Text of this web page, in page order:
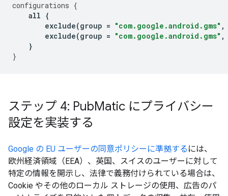
configurations {
all {
exclude(group = "com.google.android.gms" ,
exclude(group = "com.google.android.gms" ,
}
}
ステップ 4: PubMatic にプライバシー
設定を実装する
Google の EU ユーザーの同意ポリシーに準拠する には、
欧州経済領域（EEA）、英国、スイスのユーザーに対して
特定の情報を開示し、法律で義務付けられている場合は、
Cookie やその他のローカル ストレージの使用、広告のパ